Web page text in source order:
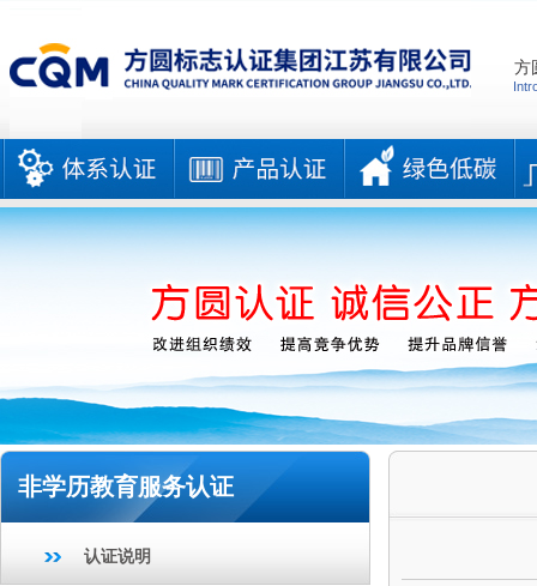
方
非学历教育服务认证
认证说明